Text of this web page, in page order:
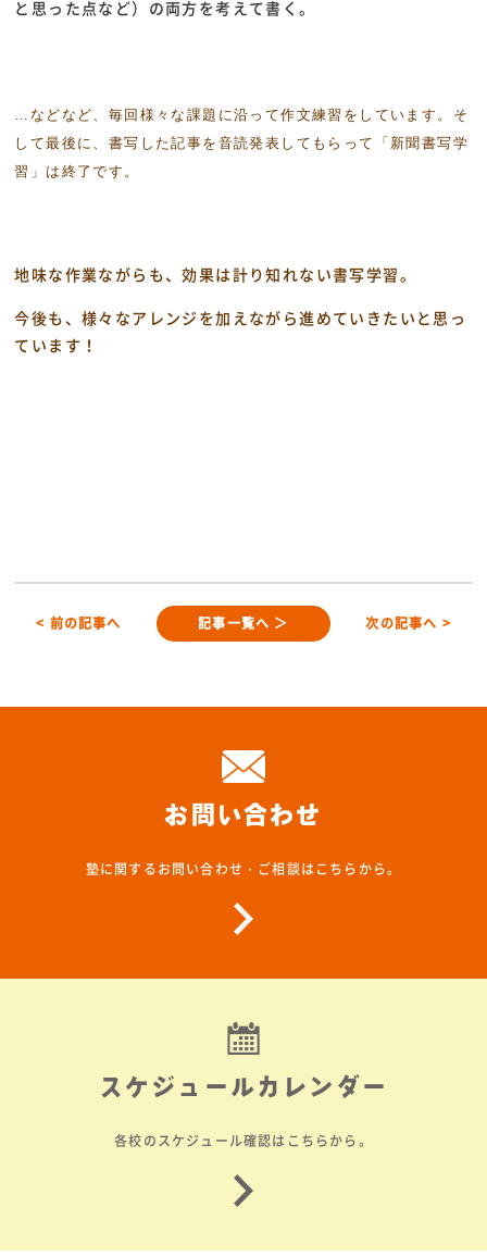
と思った点など）の両方を考えて書く。
…などなど、毎回様々な課題に沿って作文練習をしています。 そ
して最後に、書写した記事を音読発表してもらって「新聞書写学
習」は終了です。
地味な作業ながらも、効果は計り知れない書写学習。
今後も、様々なアレンジを加えながら進めていきたいと思っ
ています！
< 前の記事へ 記事一覧へ ＞ 次の記事へ >
お問い合わせ
塾に関するお問い合わせ・ご相談はこちらから。
スケジュールカレンダー
各校のスケジュール確認はこちらから。